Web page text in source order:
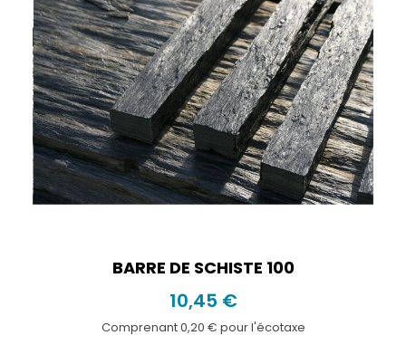
BARRE DE SCHISTE 100
10,45 €
Comprenant 0,20 € pour l'écotaxe